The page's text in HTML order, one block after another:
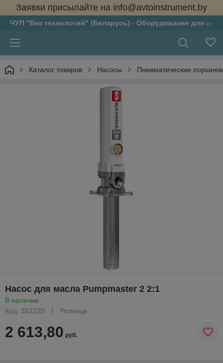
Заявки присылайте на info@avtoinstrument.by
ЧУП "Век технологий" (Беларусь) - Оборудование для
Каталог товаров Насосы Пневматические
Насос для масла Pumpmaster 2 2:1
В наличии
Код: 352220
Розница
2 613,80 руб.